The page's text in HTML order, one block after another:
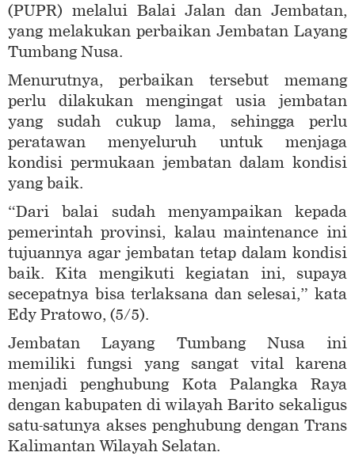
(PUPR) melalui Balai Jalan dan Jembatan,
yang melakukan perbaikan Jembatan Layang
Tumbang Nusa.
Menurutnya, perbaikan tersebut memang
perlu dilakukan mengingat usia jembatan
yang sudah cukup lama, sehingga perlu
peratawan menyeluruh untuk menjaga
kondisi permukaan jembatan dalam kondisi
yang baik.
“Dari balai sudah menyampaikan kepada
pemerintah provinsi, kalau maintenance ini
tujuannya agar jembatan tetap dalam kondisi
baik. Kita mengikuti kegiatan ini, supaya
secepatnya bisa terlaksana dan selesai,” kata
Edy Pratowo, (5/5).
Jembatan Layang Tumbang Nusa ini
memiliki fungsi yang sangat vital karena
menjadi penghubung Kota Palangka Raya
dengan kabupaten di wilayah Barito sekaligus
satu-satunya akses penghubung dengan Trans
Kalimantan Wilayah Selatan.